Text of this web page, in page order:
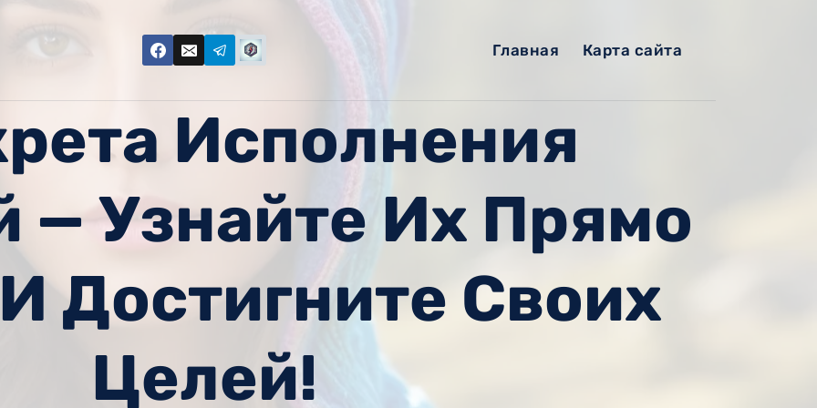
Главная Карта сайта
Исполнения
Узнайте Их Прямо
Достигните Своих
Целей!